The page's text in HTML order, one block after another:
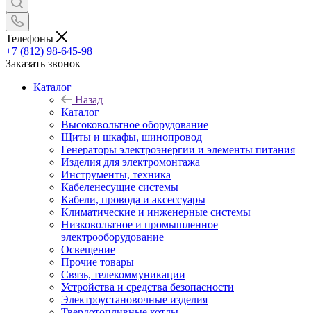
Телефоны
+7 (812) 98-645-98
Заказать звонок
Каталог
Назад
Каталог
Высоковольтное оборудование
Щиты и шкафы, шинопровод
Генераторы электроэнергии и элементы питания
Изделия для электромонтажа
Инструменты, техника
Кабеленесущие системы
Кабели, провода и аксессуары
Климатические и инженерные системы
Низковольтное и промышленное
электрооборудование
Освещение
Прочие товары
Связь, телекоммуникации
Устройства и средства безопасности
Электроустановочные изделия